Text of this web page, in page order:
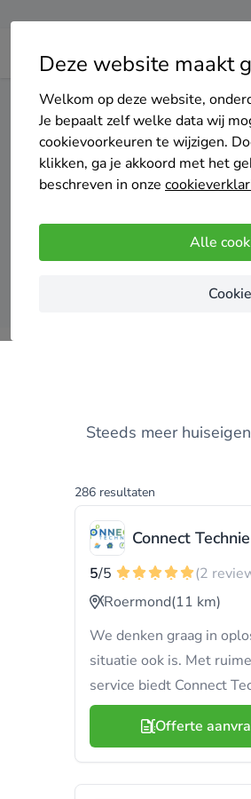
Deze website maakt
Welkom op deze website,
Je bepaalt zelf welke data wij
cookievoorkeuren te wijzigen.
klikken, ga je akkoord met het
beschreven in onze
Alle
Home Thuisbatterij Limburg
Steeds meer
286 resultaten
Connect
5/5
(2
Roermond(11 km)
We denken graag in
situatie ook is. Met
service biedt Connect
Offerte